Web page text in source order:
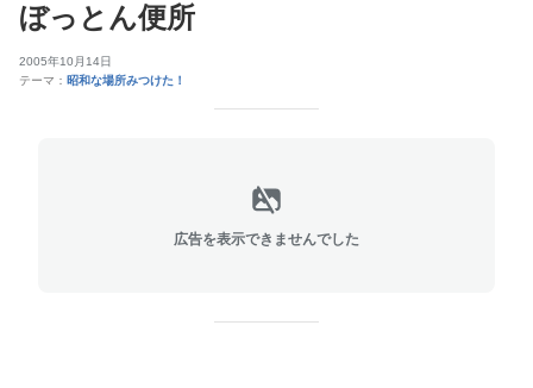
ぼっとん便所
2005年10月14日
テーマ： 昭和な場所みつけた！
広告を表示できませんでした